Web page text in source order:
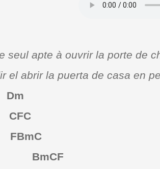
seul apte à ouvrir la porte de
el abrir la puerta de casa en
BmCF